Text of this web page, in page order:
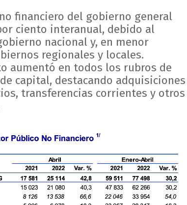
financiero del gobierno general
ciento interanual, debido al
nacional y, en menor
regionales y locales.
aumentó en todos los rubros de
capital, destacando adquisiciones
transferencias corrientes y otros